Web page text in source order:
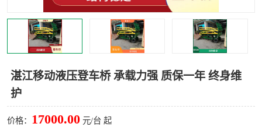
湛江移动液压登车桥 承载力强 质保一年 终身维
护
价格： 17000.00 元/台 起